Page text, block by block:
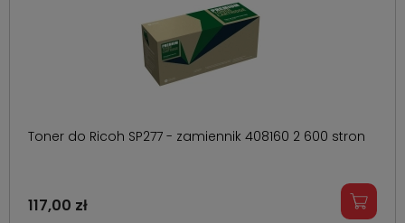
Toner do Ricoh SP277 - zamiennik 408160 2 600 stron
117,00 zł